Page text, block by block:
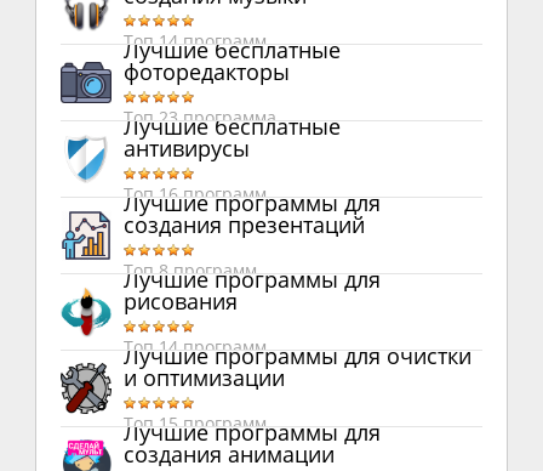
Топ 14 программ
Лучшие бесплатные
фоторедакторы
Топ 23 программа
Лучшие бесплатные
антивирусы
Топ 16 программ
Лучшие программы для
создания презентаций
Топ 8 программ
Лучшие программы для
рисования
Топ 14 программ
Лучшие программы для очистки
и оптимизации
Топ 15 программ
Лучшие программы для
создания анимации